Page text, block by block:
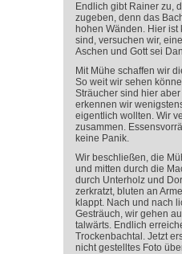
Endlich gibt Rainer zu,
zugeben, denn das
hohen Wänden. Hier
sind, versuchen wir,
Aschen und Gott sei
Mit Mühe schaffen wir
So weit wir sehen
Sträucher sind hier
erkennen wir
eigentlich wollten. Wir
zusammen.
keine Panik.
Wir beschließen, die
und mitten durch die
durch Unterholz und
zerkratzt, bluten an
klappt. Nach und nach
Gesträuch, wir gehen
talwärts. Endlich
Trockenbachtal. Jetzt
nicht gestelltes Foto